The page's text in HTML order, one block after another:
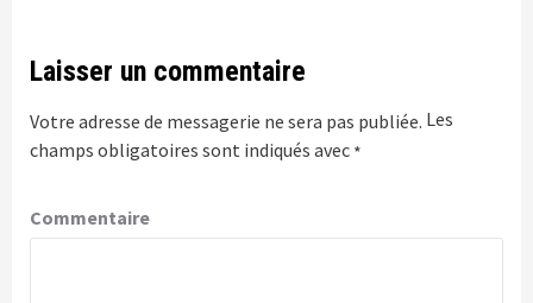
Laisser un commentaire
Votre adresse de messagerie ne sera pas publiée. Les
champs obligatoires sont indiqués avec *
Commentaire